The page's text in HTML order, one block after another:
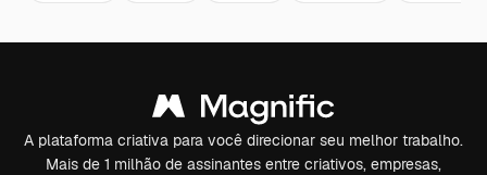
A plataforma criativa para você direcionar seu melhor trabalho.
Mais de 1 milhão de assinantes entre criativos, empresas,